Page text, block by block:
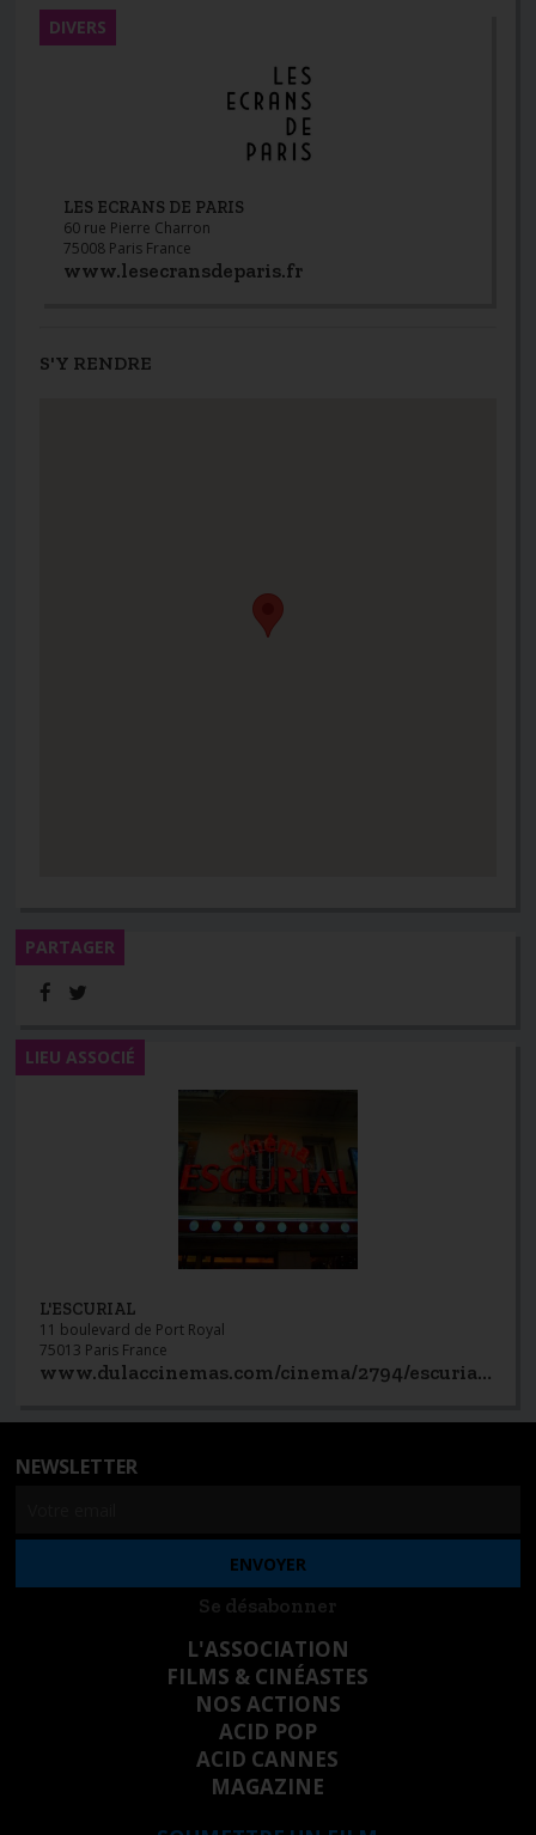
LES ECRANS DE PARIS
60 rue Pierre Charron
75008 Paris France
www.lesecransdeparis.fr
DIVERS
S'Y RENDRE
PARTAGER
L'ESCURIAL
11 boulevard de Port Royal
75013 Paris France
www.dulaccinemas.com/cinema/2794/escurial/seances
LIEU ASSOCIÉ
NEWSLETTER
Se désabonner
L'ASSOCIATION
FILMS & CINÉASTES
NOS ACTIONS
ACID POP
ACID CANNES
MAGAZINE